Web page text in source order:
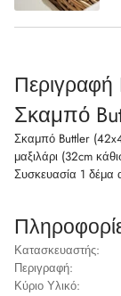
Περιγραφή
Σκαμπό
Σκαμπό Buttler
μαξιλάρι (32cm
Συσκευασία 1 δέμα
Κατασκευαστής:
Περιγραφή:
Κύριο Υλικό: